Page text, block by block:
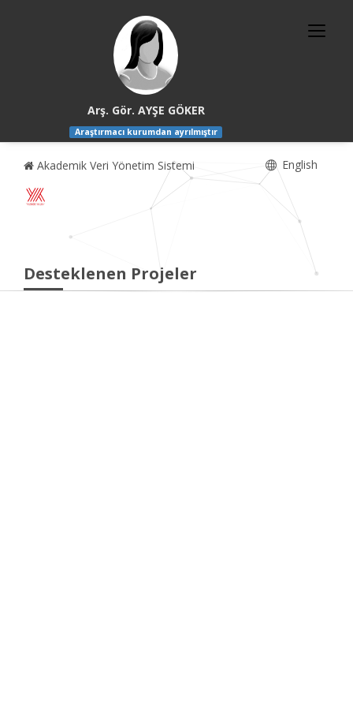
Arş. Gör. AYŞE GÖKER
Araştırmacı kurumdan ayrılmıştır
Akademik Veri Yönetim Sistemi English
Desteklenen Projeler